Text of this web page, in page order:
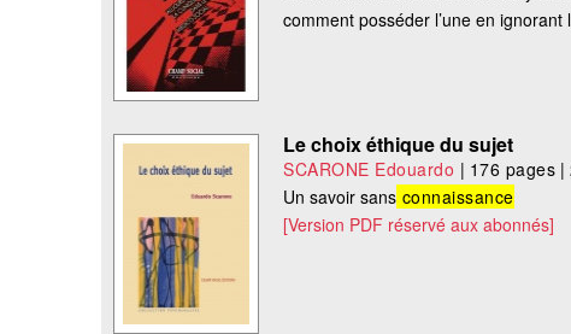
comment posséder l’une en ignorant
Le choix éthique du sujet
SCARONE Edouardo | 176 pages |
Un savoir sans connaissance
[Version PDF réservé aux abonnés]